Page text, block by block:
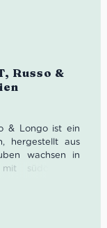
Russo &
& Longo ist ein
hergestellt aus
wachsen in
südöstlicher
In der Nase
feine Würze
weich,